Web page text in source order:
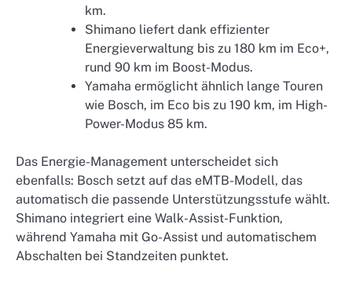
km.
Shimano liefert dank effizienter
Energieverwaltung bis zu 180 km im Eco+,
rund 90 km im Boost-Modus.
Yamaha ermöglicht ähnlich lange Touren
wie Bosch, im Eco bis zu 190 km, im High-
Power-Modus 85 km.
Das Energie-Management unterscheidet sich
ebenfalls: Bosch setzt auf das eMTB-Modell, das
automatisch die passende Unterstützungsstufe wählt.
Shimano integriert eine Walk-Assist-Funktion,
während Yamaha mit Go-Assist und automatischem
Abschalten bei Standzeiten punktet.